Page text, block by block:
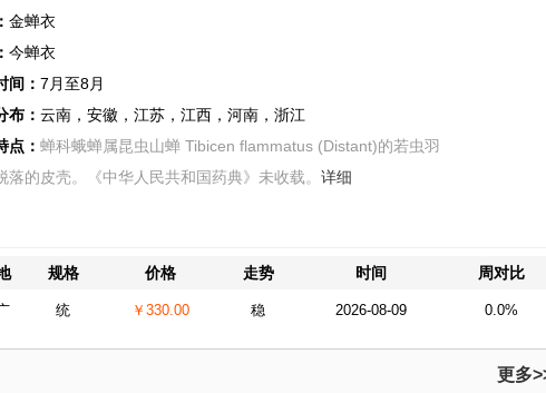
金蝉衣
今蝉衣
间： 7月至8月
布： 云南，安徽，江苏，江西，河南，浙江
点： 蝉科蛾蝉属昆虫山蝉 Tibicen flammatus (Distant)的若虫羽
落的皮壳。《中华人民共和国药典》未收载。 详细
规格 价格 走势 时间 周对比
统 ￥330.00 稳 2026-08-09 0.0%
更多